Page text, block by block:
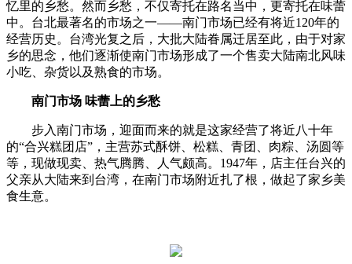
忆里的乡愁。然而乡愁，不仅寄托在路名当中，更寄托在味蕾
中。台北最著名的市场之一——南门市场已经有将近120年的
经营历史。台湾光复之后，大批大陆眷属迁居至此，由于对家
乡的思念，他们逐渐使南门市场形成了一个售卖大陆南北风味
小吃、杂货以及熟食的市场。
南门市场 味蕾上的乡愁
步入南门市场，迎面而来的就是这家经营了将近八十年
的“合兴糕团店”，主营苏式酥饼、松糕、青团、肉粽、汤圆等
等，现做现卖、热气腾腾、人气颇高。1947年，店主任台兴的
父亲从大陆来到台湾，在南门市场附近扎了根，做起了家乡美
食生意。